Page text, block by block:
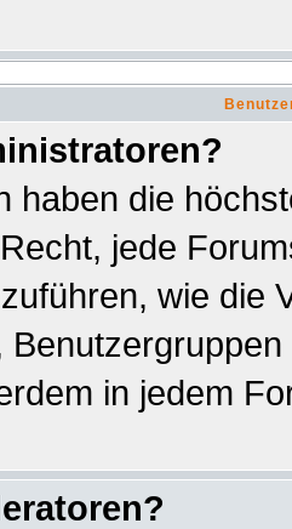
haben die
jede
wie die
in jedem